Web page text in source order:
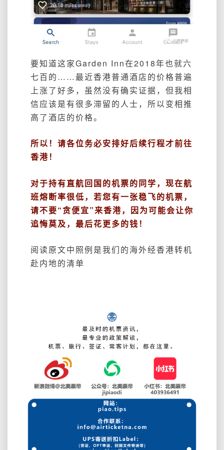
要知道这家Garden Inn在2018年也就六
七百的……最近香港普通酒店的价格普遍
上涨了好多，虽然没有确实证据，但我相
信应该是有很多滞留的人士，所以变相推
高了酒店的价格。
所以！请各位务必安排好后续行程才前往
香港！
对于持有直航回国的机票的同学，现在航
班熔断率很低，若您有一张稳飞的机票，
请不要“贪便宜”来香港，因为可能会让你
追悔莫及，最后花更多的钱！
阅读原文中照例是我们的海外经香港转机
赴内地的清单